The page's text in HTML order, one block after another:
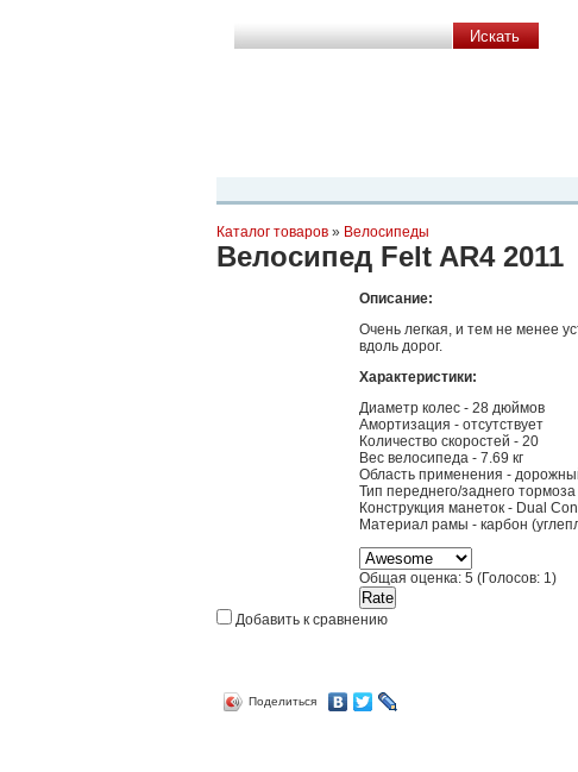
Каталог товаров » Велосипеды
Велосипед Felt AR4 2011
Описание:
Очень легкая, и тем не менее
вдоль дорог.
Характеристики:
Диаметр колес - 28 дюймов
Амортизация - отсутствует
Количество скоростей - 20
Вес велосипеда - 7.69 кг
Область применения -
Тип переднего/заднего
Конструкция манеток - Dual
Материал рамы - карбон
Общая оценка: 5 (Голосов: 1)
Добавить к сравнению
Поделиться